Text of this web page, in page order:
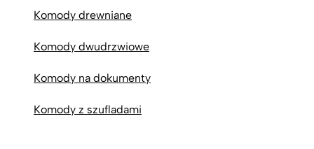
Komody drewniane
Komody dwudrzwiowe
Komody na dokumenty
Komody z szufladami